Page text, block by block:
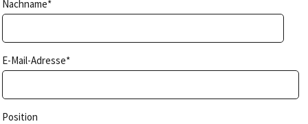
Nachname*
E-Mail-Adresse*
Position